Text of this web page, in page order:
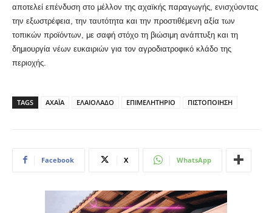
αποτελεί επένδυση στο μέλλον της αχαϊκής παραγωγής, ενισχύοντας
την εξωστρέφεια, την ταυτότητα και την προστιθέμενη αξία των
τοπικών προϊόντων, με σαφή στόχο τη βιώσιμη ανάπτυξη και τη
δημιουργία νέων ευκαιριών για τον αγροδιατροφικό κλάδο της
περιοχής.
TAGS ΑΧΑΪΑ ΕΛΑΙΟΛΑΔΟ ΕΠΙΜΕΛΗΤΗΡΙΟ ΠΙΣΤΟΠΟΙΗΣΗ
Facebook X WhatsApp